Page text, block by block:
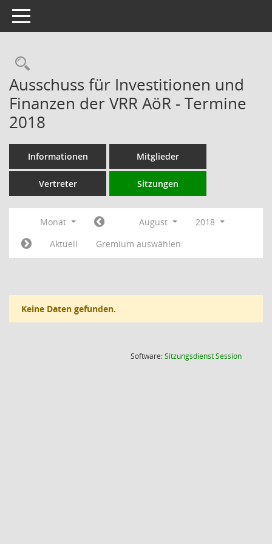
Toggle navigation
Rechercheauswahl
Ausschuss für Investitionen und
Finanzen der VRR AöR - Termine
2018
Informationen Mitglieder
Vertreter Sitzungen
Monat August
2018
Aktuell
Gremium auswählen
Keine Daten gefunden.
Software:SitzungsdienstSession(Wird in